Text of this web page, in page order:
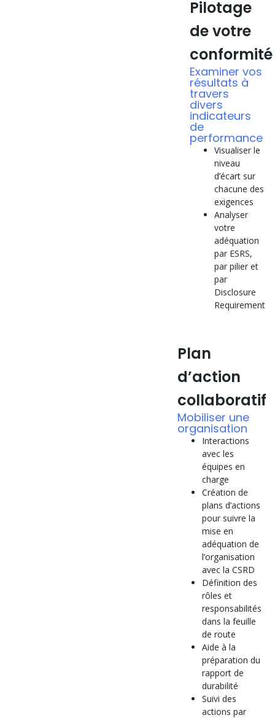
Pilotage
de votre
conformité
Examiner vos
résultats à
travers
divers
indicateurs
de
performance
Visualiser le
niveau
d’écart sur
chacune des
exigences
Analyser
votre
adéquation
par ESRS,
par pilier et
par
Disclosure
Requirement
Plan
d’action
collaboratif
Mobiliser une
organisation
Interactions
avec les
équipes en
charge
Création de
plans d’actions
pour suivre la
mise en
adéquation de
l’organisation
avec la CSRD
Définition des
rôles et
responsabilités
dans la feuille
de route
Aide à la
préparation du
rapport de
durabilité
Suivi des
actions par